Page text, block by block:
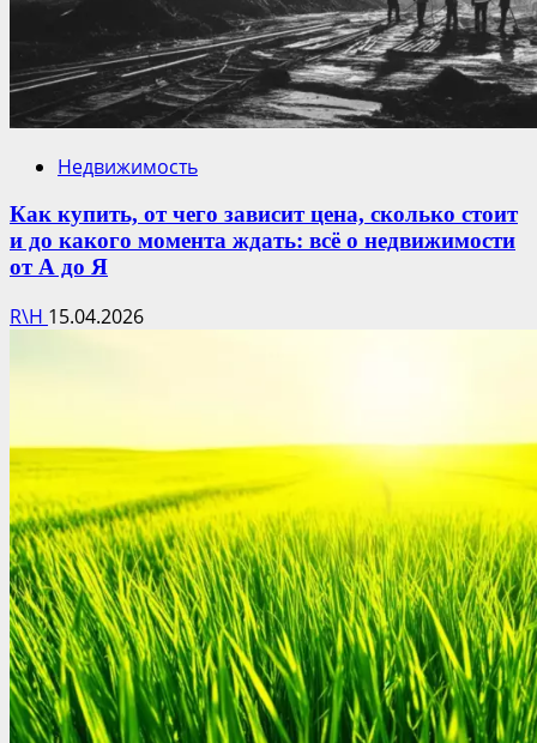
Недвижимость
Как купить, от чего зависит цена, сколько стоит
и до какого момента ждать: всё о недвижимости
от А до Я
R\H 15.04.2026